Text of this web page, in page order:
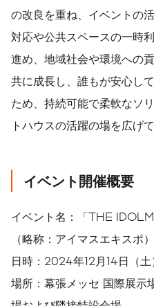
の改良を重ね、イベントの
対応や公共スペースの一時
進め、地域社会や環境への
共に成長し、誰もが安心し
ため、持続可能で柔軟なソ
トハウスの活躍の場を広げ
イベント開催概要
イベント名：「THE
（略称：アイマスエキスポ）
日時：2024年12月14日（土
場所：幕張メッセ 国際展示